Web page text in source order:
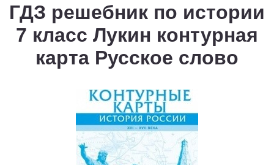
Английский язык
1
2 3 4 5 6 7 8 9 10
11
Астрономия
5 6 7 8
Белорусский язык
4 5 6 7 8
ГДЗ решебник по истории
7 класс Лукин контурная
карта Русское слово